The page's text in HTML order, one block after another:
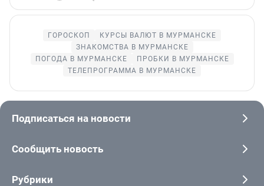
ГОРОСКОП
КУРСЫ ВАЛЮТ В МУРМАНСКЕ
ЗНАКОМСТВА В МУРМАНСКЕ
ПОГОДА В МУРМАНСКЕ
ПРОБКИ В МУРМАНСКЕ
ТЕЛЕПРОГРАММА В МУРМАНСКЕ
Подписаться на новости
Сообщить новость
Рубрики